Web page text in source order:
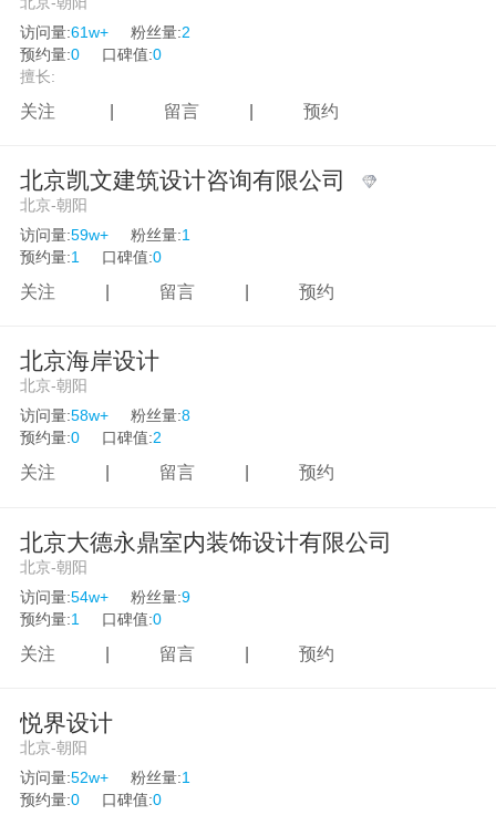
访问量:61w+ 粉丝量:2
预约量:0 口碑值:0
擅长:
关注 留言 预约
北京凯文建筑设计咨询有限公司
北京-朝阳
访问量:59w+ 粉丝量:1
预约量:1 口碑值:0
关注 留言 预约
北京海岸设计
北京-朝阳
访问量:58w+ 粉丝量:8
预约量:0 口碑值:2
关注 留言 预约
北京大德永鼎室内装饰设计有限公司
北京-朝阳
访问量:54w+ 粉丝量:9
预约量:1 口碑值:0
关注 留言 预约
悦界设计
北京-朝阳
访问量:52w+ 粉丝量:1
预约量:0 口碑值:0